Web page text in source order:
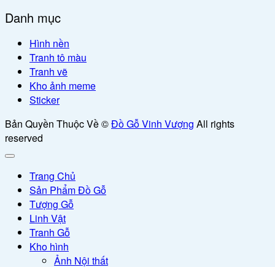
Danh mục
Hình nền
Tranh tô màu
Tranh vẽ
Kho ảnh meme
Sticker
Bản Quyền Thuộc Về ©Đồ Gỗ Vinh Vượng All rights
reserved
Trang Chủ
Sản Phẩm Đồ Gỗ
Tượng Gỗ
Linh Vật
Tranh Gỗ
Kho hình
Ảnh Nội thất